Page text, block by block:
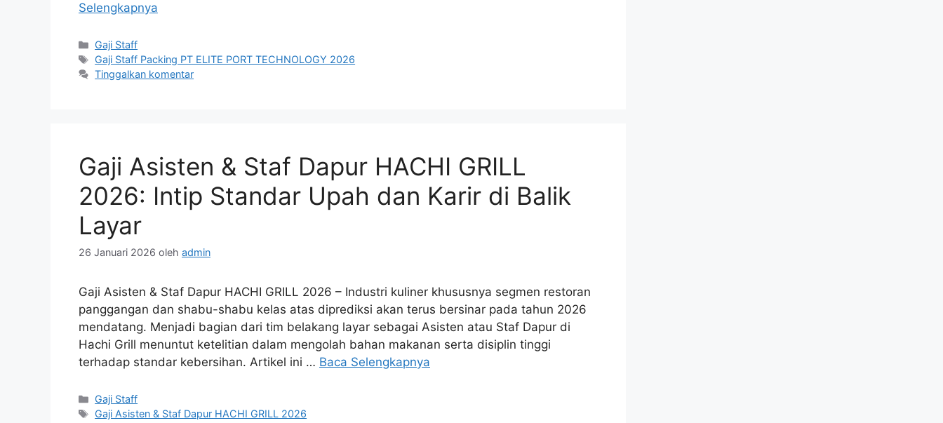
Selengkapnya
Kategori
Gaji Staff
Tag
Gaji Staff Packing PT ELITE PORT TECHNOLOGY 2026
Tinggalkan komentar
Gaji Asisten & Staf Dapur HACHI GRILL
2026: Intip Standar Upah dan Karir di Balik
Layar
26 Januari 2026 oleh admin
Gaji Asisten & Staf Dapur HACHI GRILL 2026 – Industri kuliner khususnya segmen restoran
panggangan dan shabu-shabu kelas atas diprediksi akan terus bersinar pada tahun 2026
mendatang. Menjadi bagian dari tim belakang layar sebagai Asisten atau Staf Dapur di
Hachi Grill menuntut ketelitian dalam mengolah bahan makanan serta disiplin tinggi
terhadap standar kebersihan. Artikel ini … Baca Selengkapnya
Kategori
Gaji Staff
Tag
Gaji Asisten & Staf Dapur HACHI GRILL 2026